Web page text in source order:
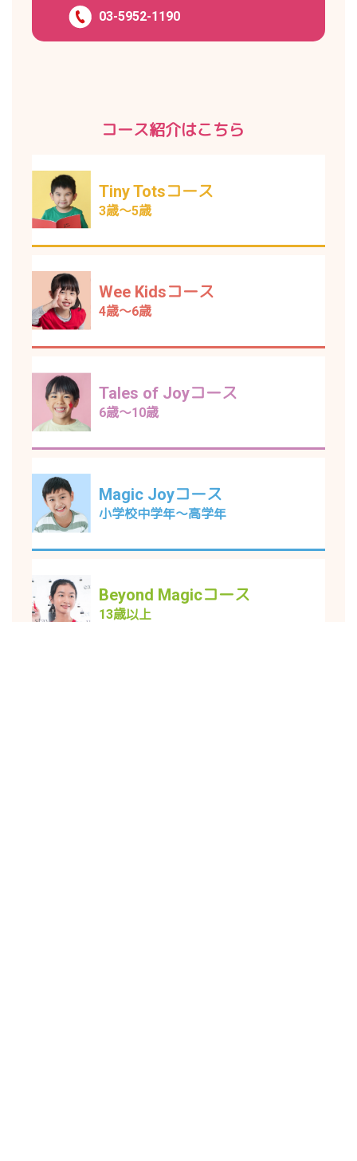
03-5952-1190
コース紹介はこちら
Tiny Totsコース
3歳～5歳
Wee Kidsコース
4歳～6歳
Tales of Joyコース
6歳～10歳
Magic Joyコース
小学校中学年～高学年
Beyond Magicコース
13歳以上